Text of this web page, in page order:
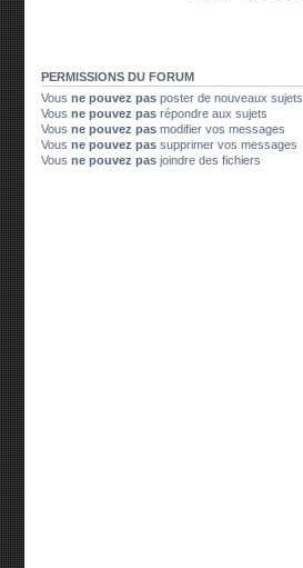
PERMISSIONS DU FORUM
Vousne pouvez pas poster de nouveaux sujets
Vousne pouvez pas répondre aux sujets
Vousne pouvez pas modifier vos messages
Vousne pouvez pas supprimer vos messages
Vousne pouvez pas joindre des fichiers